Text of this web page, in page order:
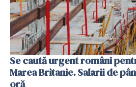
Se caută urgent români
Marea Britanie. Salarii de
oră